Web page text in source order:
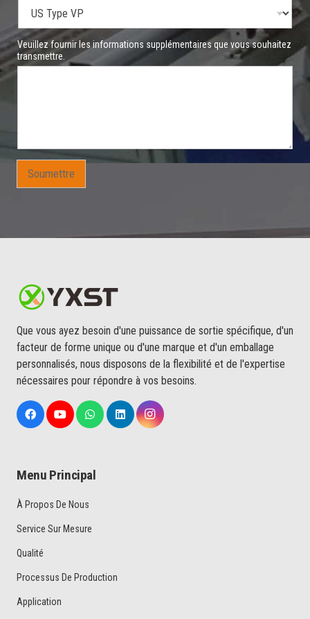
à
q
u
s
i
Veuillez fournir les informations supplémentaires que vous souhaitez
transmettre.
Soumettre
Que vous ayez besoin d'une puissance de sortie spécifique, d'un
facteur de forme unique ou d'une marque et d'un emballage
personnalisés, nous disposons de la flexibilité et de l'expertise
nécessaires pour répondre à vos besoins.
Menu Principal
À Propos De Nous
Service Sur Mesure
Qualité
Processus De Production
Application